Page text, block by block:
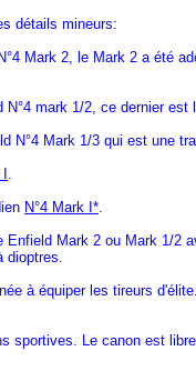
détails mineurs:
Mark 2, le Mark 2 a été
N°4 mark 1/2, ce dernier est
N°4 Mark 1/3 qui est une
.
N°4 Mark I*.
Mark 2 ou Mark 1/
dioptres.
à équiper les tireurs
sportives. Le canon est